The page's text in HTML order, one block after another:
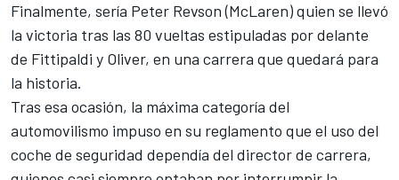
Finalmente, sería Peter Revson (McLaren) quien se llevó
la victoria tras las 80 vueltas estipuladas por delante
de Fittipaldi y Oliver, en una carrera que quedará para
la historia.
Tras esa ocasión, la máxima categoría del
automovilismo impuso en su reglamento que el uso del
coche de seguridad dependía del director de carrera,